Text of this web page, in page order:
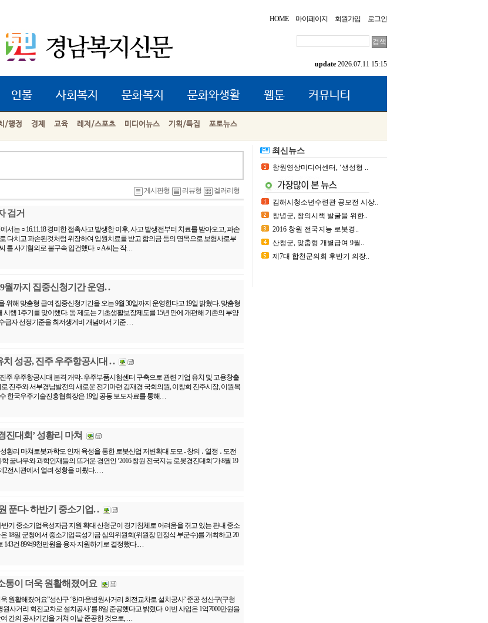
HOME 마이페이지 회원가입 로그인
update 2026.07.11 15:15
인물 사회복지 문화복지 문화와생활 웹툰 커뮤니티
/행정 경제 교육 레저/스포츠 미디어뉴스 기획/특집 포토뉴스
게시판형 리뷰형 겔러리형
검거
서는 ○ 16.11.18 경미한 접촉사고 발생한 이후, 사고 발생전부터 치료를 받아오고, 파손
다치고 파손된것처럼 위장하여 입원치료를 받고 합의금 등의 명목으로 보험사로부
를 사기혐의로 불구속 입건했다. ○ A씨는 작. . .
월까지 집중신청기간 운영. .
위해 맞춤형 급여 집중신청기간을 오는 9월 30일까지 운영한다고 19일 밝혔다. 맞춤형
시행 1주기를 맞이했다. 동 제도는 기초생활보장제도를 15년 만에 개편해 기존의 부양
자 선정기준을 최저생계비 개념에서 기준 . . .
성공, 진주 우주항공시대 . .
주 우주항공시대 본격 개막- 우주부품시험센터 구축으로 관련 기업 유치 및 고용창출
진주와 서부경남발전의 새로운 전기마련 김재경 국회의원, 이창희 진주시장, 이원복
한국우주기술진흥협회장은 19일 공동 보도자료를 통해. . .
진대회’ 성황리 마쳐
황리 마쳐로봇과학도 인재 육성을 통한 로봇산업 저변확대 도모 - 창의 ․ 열정 ․ 도전
꿈나무와 과학인재들의 뜨거운 경연인 ‘2016 창원 전국지능 로봇경진대회’가 8월 19
전시관에서 열려 성황을 이뤘다. . . .
푼다- 하반기 중소기업. .
기 중소기업육성자금 지원 확대 산청군이 경기침체로 어려움을 겪고 있는 관내 중소
18일 군청에서 중소기업육성기금 심의위원회(위원장 민정식 부군수)를 개최하고 20
건 89억9천만원을 융자 지원하기로 결정했다.. . .
통이 더욱 원활해졌어요
원활해졌어요”성산구 ‘한마음병원사거리 회전교차로 설치공사’ 준공 성산구(구청
사거리 회전교차로 설치공사’를 8일 준공했다고 밝혔다. 이번 사업은 1억7000만원을
간의 공사기간을 거쳐 이날 준공한 것으로, . . .
최신뉴스
창원영상미디어센터, ‘생성형 ..
김해시청소년수련관 공모전 시상..
창녕군, 창의시책 발굴을 위한..
2016 창원 전국지능 로봇경..
산청군, 맞춤형 개별급여 9월..
제7대 합천군의회 후반기 의장..